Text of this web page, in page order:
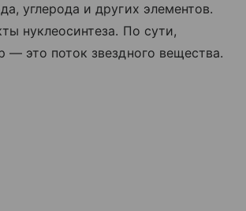
углерода и других элементов.
нуклеосинтеза. По сути,
— это поток звездного вещества.